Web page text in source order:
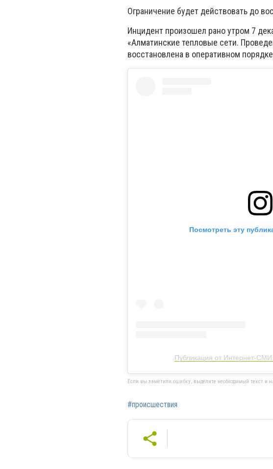
Ограничение будет действовать до
Инцидент произошел рано утром 7
«Алматинские тепловые сети.
восстановлена в оперативном
Посмотреть эту
Публикация от Интернет-
Если вы заметили ошибку, выделите необходимый текст и
#происшествия